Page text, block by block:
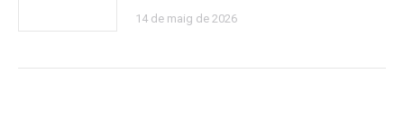
14 de maig de 2026